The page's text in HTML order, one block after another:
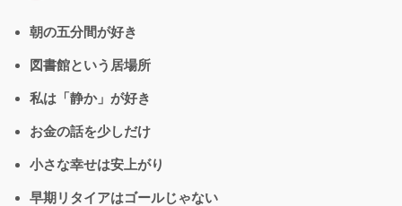
朝の五分間が好き
図書館という居場所
私は「静か」が好き
お金の話を少しだけ
小さな幸せは安上がり
早期リタイアはゴールじゃない